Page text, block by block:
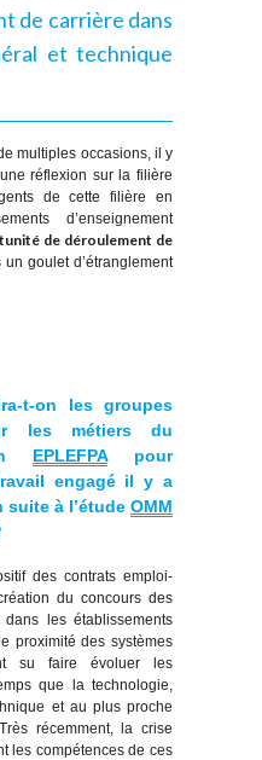
de carrière dans
et technique
multiples occasions, il y
réflexion sur la filière
de cette filière en
d’enseignement
de déroulement de
goulet d’étranglement
t-on les groupes
les métiers du
EPLEFPApour
engagé il y a
suite à l’étude OMM
des contrats emploi-
du concours des
les établissements
proximité des systèmes
su faire évoluer les
que la technologie,
et au plus proche
récemment, la crise
les compétences de ces